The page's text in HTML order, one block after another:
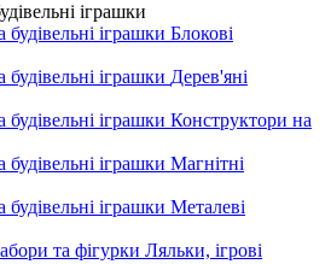
іграшки
Блокові
Дерев'яні
Конструктори на
Магнітні
Металеві
Ляльки, ігрові